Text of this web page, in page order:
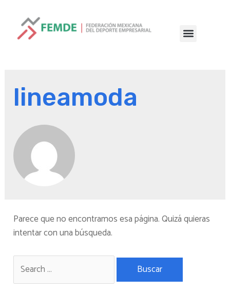
lineamoda
Parece que no encontramos esa página. Quizá quieras
intentar con una búsqueda.